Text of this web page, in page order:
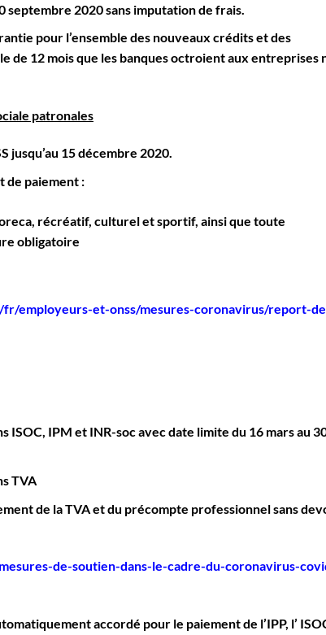
septembre 2020 sans imputation de frais.
pour l’ensemble des nouveaux crédits et des
de 12 mois que les banques octroient aux entreprises
patronales
jusqu’au 15 décembre 2020.
de paiement :
récréatif, culturel et sportif, ainsi que toute
obligatoire
employeurs-et-onss/mesures-coronavirus/report-
IPM et INR-soc avec date limite du 16 mars au
TVA
de la TVA et du précompte professionnel sans
de-soutien-dans-le-cadre-du-coronavirus-
accordé pour le paiement de l’IPP, l’